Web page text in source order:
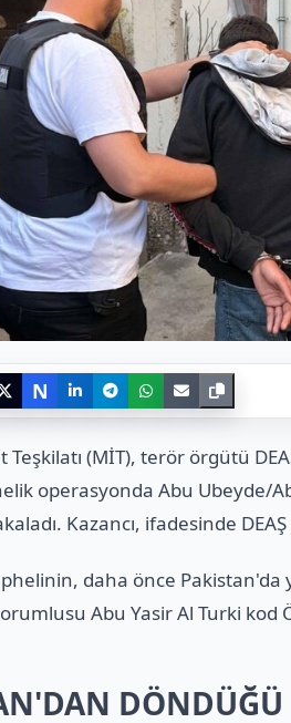
N
(MİT), terör örgütü
operasyonda Abu Ubeyde/
Kazancı, ifadesinde
daha önce Pakistan'da
Abu Yasir Al Turki